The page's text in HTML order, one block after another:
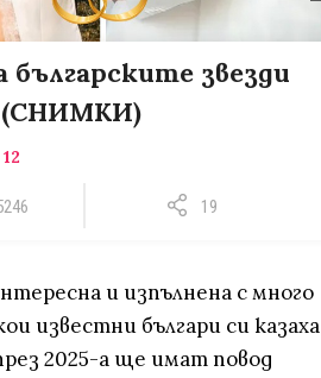
звезди
(СНИМКИ)
19
и изпълнена с много
известни българи си казаха
2025-а ще имат повод